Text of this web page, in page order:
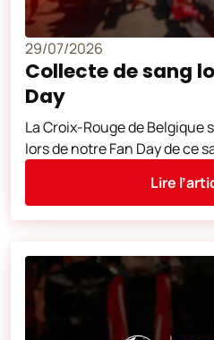
29/07/2026
Collecte de sang
Day
La Croix-Rouge de Belgique
lors de notre Fan Day de ce
Lire